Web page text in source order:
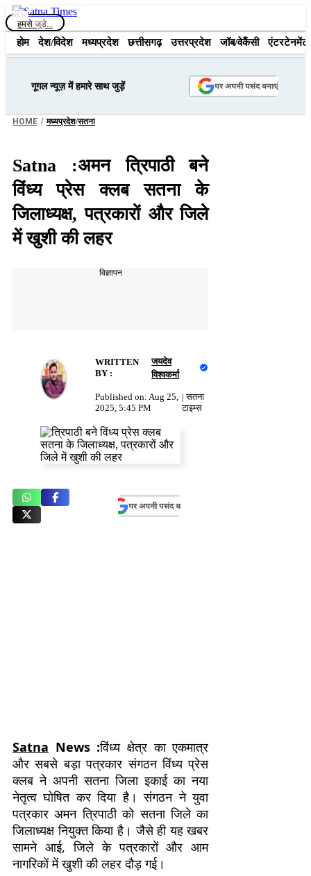
Skip
to
content
हमसे जुड़े...
होम देश/विदेश मध्यप्रदेश छत्तीसगढ़ उत्तरप्रदेश जॉब/वेकैंसी एंटरटेनमेंट
गूगल न्यूज़ में हमारे साथ जुड़ें
HOME / मध्यप्रदेश/सतना
Satna :अमन त्रिपाठी बने
विंध्य प्रेस क्लब सतना के
जिलाध्यक्ष, पत्रकारों और जिले
में खुशी की लहर
विज्ञापन
WRITTEN
BY :
जयदेव
विश्वकर्मा
Published on: Aug 25,
2025, 5:45 PM
|सतना
टाइम्स
Satna News :विंध्य क्षेत्र का एकमात्र
और सबसे बड़ा पत्रकार संगठनविंध्य प्रेस
क्लबने अपनी सतना जिला इकाई का नया
नेतृत्व घोषित कर दिया है। संगठन ने युवा
पत्रकारअमन त्रिपाठीको सतना जिले का
जिलाध्यक्ष नियुक्त किया है। जैसे ही यह खबर
सामने आई, जिले के पत्रकारों और आम
नागरिकों में खुशी की लहर दौड़ गई।